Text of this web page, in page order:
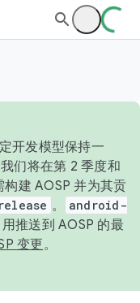
开发模型保持一
们将在第 2 季度和
建 AOSP 并为其贡
。
android-
推送到 AOSP 的最
变更。